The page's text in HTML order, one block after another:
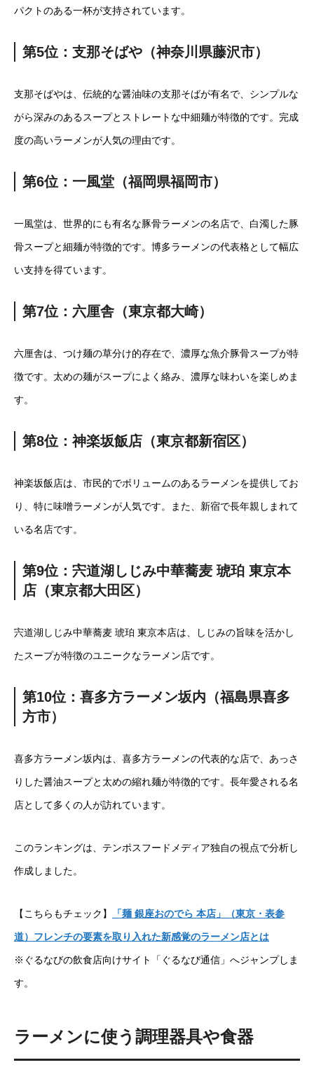
パクトのある一杯が支持されています。
第5位：支那そばや（神奈川県藤沢市）
支那そばやは、伝統的な醤油味の支那そばが有名で、シンプルな
がら深みのあるスープとストレートな中細麺が特徴的です。完成
度の高いラーメンが人気の理由です。
第6位：一風堂（福岡県福岡市）
一風堂は、世界的にも有名な豚骨ラーメンの名店で、白濁した豚
骨スープと細麺が特徴的です。博多ラーメンの代表格として幅広
い支持を得ています。
第7位：六厘舎（東京都大崎）
六厘舎は、つけ麺の草分け的存在で、濃厚な魚介豚骨スープが特
徴です。太めの麺がスープによく絡み、濃厚な味わいを楽しめま
す。
第8位：神楽坂飯店（東京都新宿区）
神楽坂飯店は、市民的でボリュームのあるラーメンを提供してお
り、特に味噌ラーメンが人気です。また、新宿で長年親しまれて
いる名店です。
第9位：宍道湖しじみ中華蕎麦 琥珀 東京本
店（東京都大田区）
宍道湖しじみ中華蕎麦 琥珀 東京本店は、しじみの旨味を活かし
たスープが特徴のユニークなラーメン店です。
第10位：喜多方ラーメン坂内（福島県喜多
方市）
喜多方ラーメン坂内は、喜多方ラーメンの代表的な店で、あっさ
りした醤油スープと太めの縮れ麺が特徴的です。長年愛される名
店として多くの人が訪れています。
このランキングは、テンポスフードメディア独自の視点で分析し
作成しました。
【こちらもチェック】 「麺 銀座おのでら 本店」（東京・表参
道）フレンチの要素を取り入れた新感覚のラーメン店とは
※ぐるなびの飲食店向けサイト「ぐるなび通信」へジャンプしま
す。
ラーメンに使う調理器具や食器